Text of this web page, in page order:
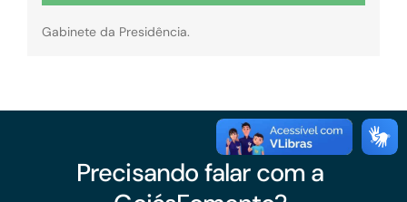
Gabinete da Presidência.
Precisando falar com a